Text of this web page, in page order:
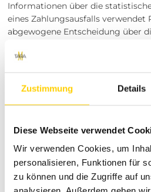
Zustimmung Details
Diese Webseite verwendet
Wir verwenden Cookies, um
personalisieren, Funktionen für
zu können und die Zugriffe auf
Informationen über die
eines Zahlungsausfalls verwendet
abgewogene Entscheidung über
Ihre Einwilligung können Sie
Kontaktmöglichkeit widerrufen.
dass wir Ihnen bestimmte
anbieten können. Zusätzliche
5. Werbung per E-